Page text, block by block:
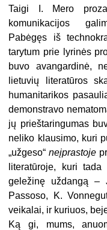
Taigi I. Mero
komunikacijos
Pabėgęs iš
tarytum prie lyrinės
buvo avangardinė,
lietuvių literatūros
humanitarikos
demonstravo
jų prieštaringumas
neliko klausimo, kuri
„užgeso“neįprastoje
literatūroje, kuri
geležinę uždangą –
Passoso, K.
veikalai, ir kuriuos,
Ką gi, mums,